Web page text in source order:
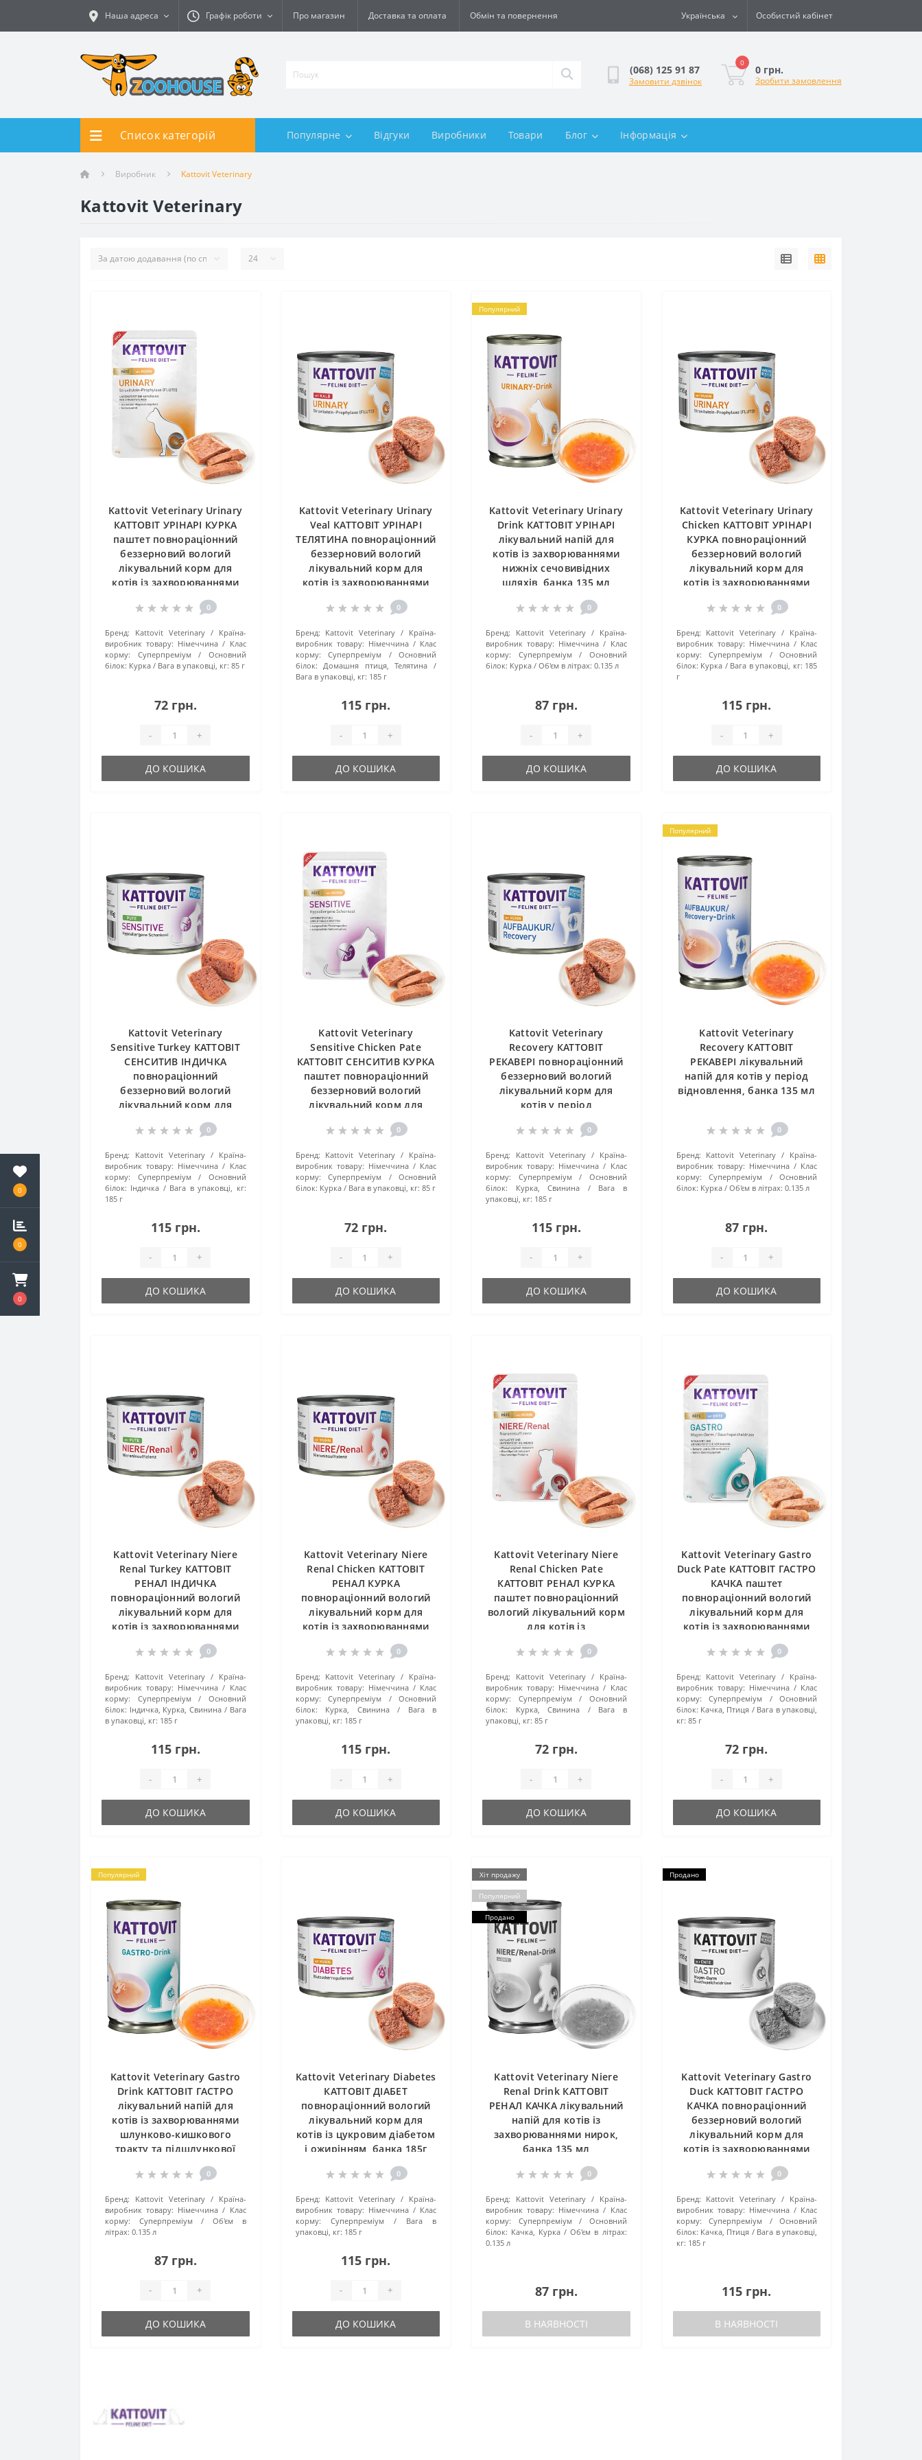
0
0
0
Наша адреса Графік роботи Про магазин Доставка та оплата Обмін та повернення Українська Особистий кабінет
(068) 125 91 87
Замовити дзвінок
0
0 грн.
Зробити замовлення
Список категорій Популярне Відгуки Виробники Товари Блог Інформація
Виробник Kattovit Veterinary
Kattovit Veterinary
Kattovit Veterinary Urinary
КАТТОВІТ УРІНАРІ КУРКА
паштет повнораціонний
беззерновий вологий
лікувальний корм для
котів із захворюваннями
нижніх сечовивідних
шляхів, пауч 85г
0
Бренд: Kattovit Veterinary
Країна-
виробник товару: Німеччина
Клас
корму:
Суперпреміум
Основний
білок: Курка Вага в упаковці, кг: 85 г
72 грн.
- +
ДО КОШИКА
Kattovit Veterinary Urinary
Veal КАТТОВІТ УРІНАРІ
ТЕЛЯТИНА повнораціонний
беззерновий вологий
лікувальний корм для
котів із захворюваннями
нижніх сечовивідних
шляхів, банка 185г
0
Бренд: Kattovit Veterinary
Країна-
виробник товару: Німеччина
Клас
корму:
Суперпреміум
Основний
білок:
Домашня птиця, Телятина
Вага в упаковці, кг: 185 г
115 грн.
- +
ДО КОШИКА
Популярний
Kattovit Veterinary Urinary
Drink КАТТОВІТ УРІНАРІ
лікувальний напій для
котів із захворюваннями
нижніх сечовивідних
шляхів, банка 135 мл
0
Бренд: Kattovit Veterinary
Країна-
виробник товару: Німеччина
Клас
корму:
Суперпреміум
Основний
білок: Курка Об'єм в літрах: 0.135 л
87 грн.
- +
ДО КОШИКА
Kattovit Veterinary Urinary
Chicken КАТТОВІТ УРІНАРІ
КУРКА повнораціонний
беззерновий вологий
лікувальний корм для
котів із захворюваннями
нижніх сечовивідних
шляхів, банка 185г
0
Бренд: Kattovit Veterinary
Країна-
виробник товару: Німеччина
Клас
корму:
Суперпреміум
Основний
білок: Курка Вага в упаковці, кг: 185
г
115 грн.
- +
ДО КОШИКА
Kattovit Veterinary
Sensitive Turkey КАТТОВІТ
СЕНСИТИВ ІНДИЧКА
повнораціонний
беззерновий вологий
лікувальний корм для
непереносимістю, банка
0
Бренд: Kattovit Veterinary
Країна-
виробник товару: Німеччина
Клас
корму:
Суперпреміум
Основний
білок: Індичка
Вага в упаковці, кг:
185 г
115 грн.
- +
ДО КОШИКА
Kattovit Veterinary
Sensitive Chicken Pate
КАТТОВІТ СЕНСИТИВ КУРКА
паштет повнораціонний
беззерновий вологий
лікувальний корм для
непереносимістю, пауч 85г
0
Бренд: Kattovit Veterinary
Країна-
виробник товару: Німеччина
Клас
корму:
Суперпреміум
Основний
білок: Курка Вага в упаковці, кг: 85 г
72 грн.
- +
ДО КОШИКА
Kattovit Veterinary
Recovery КАТТОВІТ
РЕКАВЕРІ повнораціонний
беззерновий вологий
лікувальний корм для
котів у період
0
Бренд: Kattovit Veterinary
Країна-
виробник товару: Німеччина
Клас
корму:
Суперпреміум
Основний
білок:
Курка, Свинина
Вага в
упаковці, кг: 185 г
115 грн.
- +
ДО КОШИКА
Популярний
Kattovit Veterinary
Recovery КАТТОВІТ
РЕКАВЕРІ лікувальний
напій для котів у період
відновлення, банка 135 мл
0
Бренд: Kattovit Veterinary
Країна-
виробник товару: Німеччина
Клас
корму:
Суперпреміум
Основний
білок: Курка Об'єм в літрах: 0.135 л
87 грн.
- +
ДО КОШИКА
Kattovit Veterinary Niere
Renal Turkey КАТТОВІТ
РЕНАЛ ІНДИЧКА
повнораціонний вологий
лікувальний корм для
котів із захворюваннями
нирок, банка 185г
0
Бренд: Kattovit Veterinary
Країна-
виробник товару: Німеччина
Клас
корму:
Суперпреміум
Основний
білок: Індичка, Курка, Свинина
Вага
в упаковці, кг: 185 г
115 грн.
- +
ДО КОШИКА
Kattovit Veterinary Niere
Renal Chicken КАТТОВІТ
РЕНАЛ КУРКА
повнораціонний вологий
лікувальний корм для
котів із захворюваннями
нирок, банка 185г
0
Бренд: Kattovit Veterinary
Країна-
виробник товару: Німеччина
Клас
корму:
Суперпреміум
Основний
білок:
Курка, Свинина
Вага в
упаковці, кг: 185 г
115 грн.
- +
ДО КОШИКА
Kattovit Veterinary Niere
Renal Chicken Pate
КАТТОВІТ РЕНАЛ КУРКА
паштет повнораціонний
вологий лікувальний корм
для котів із
захворюваннями нирок,
пауч 85г
0
Бренд: Kattovit Veterinary
Країна-
виробник товару: Німеччина
Клас
корму:
Суперпреміум
Основний
білок:
Курка, Свинина
Вага в
упаковці, кг: 85 г
72 грн.
- +
ДО КОШИКА
Kattovit Veterinary Gastro
Duck Pate КАТТОВІТ ГАСТРО
КАЧКА паштет
повнораціонний вологий
лікувальний корм для
котів із захворюваннями
шлунково-кишкового
тракту та підшлункової
0
Бренд: Kattovit Veterinary
Країна-
виробник товару: Німеччина
Клас
корму:
Суперпреміум
Основний
білок: Качка, Птиця
Вага в упаковці,
кг: 85 г
72 грн.
- +
ДО КОШИКА
Популярний
Kattovit Veterinary Gastro
Drink КАТТОВІТ ГАСТРО
лікувальний напій для
котів із захворюваннями
шлунково-кишкового
тракту та підшлункової
0
Бренд: Kattovit Veterinary
Країна-
виробник товару: Німеччина
Клас
корму:
Суперпреміум
Об'єм в
літрах: 0.135 л
87 грн.
- +
ДО КОШИКА
Kattovit Veterinary Diabetes
КАТТОВІТ ДІАБЕТ
повнораціонний вологий
лікувальний корм для
котів із цукровим діабетом
і ожирінням, банка 185г
0
Бренд: Kattovit Veterinary
Країна-
виробник товару: Німеччина
Клас
корму:
Суперпреміум
Вага в
упаковці, кг: 185 г
115 грн.
- +
ДО КОШИКА
Хіт продажу
Популярний
Продано
Kattovit Veterinary Niere
Renal Drink КАТТОВІТ
РЕНАЛ КАЧКА лікувальний
напій для котів із
захворюваннями нирок,
банка 135 мл
0
Бренд: Kattovit Veterinary
Країна-
виробник товару: Німеччина
Клас
корму:
Суперпреміум
Основний
білок: Качка, Курка
Об'єм в літрах:
0.135 л
87 грн.
В НАЯВНОСТІ
Продано
Kattovit Veterinary Gastro
Duck КАТТОВІТ ГАСТРО
КАЧКА повнораціонний
беззерновий вологий
лікувальний корм для
котів із захворюваннями
тракту та підшлункової
0
Бренд: Kattovit Veterinary
Країна-
виробник товару: Німеччина
Клас
корму:
Суперпреміум
Основний
білок: Качка, Птиця
Вага в упаковці,
кг: 185 г
115 грн.
В НАЯВНОСТІ